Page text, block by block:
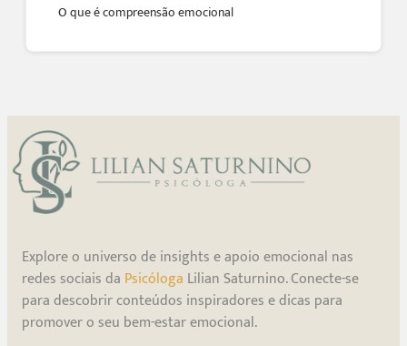
O que é compreensão emocional
Explore o universo de insights e apoio emocional nas
redes sociais da Psicóloga Lilian Saturnino. Conecte-se
para descobrir conteúdos inspiradores e dicas para
promover o seu bem-estar emocional.